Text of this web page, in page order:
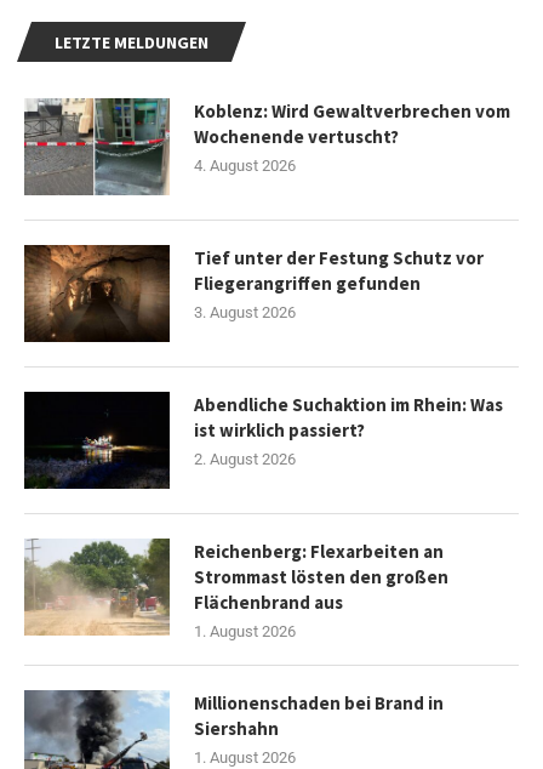
LETZTE MELDUNGEN
Koblenz: Wird Gewaltverbrechen vom
Wochenende vertuscht?
4. August 2026
Tief unter der Festung Schutz vor
Fliegerangriffen gefunden
3. August 2026
Abendliche Suchaktion im Rhein: Was
ist wirklich passiert?
2. August 2026
Reichenberg: Flexarbeiten an
Strommast lösten den großen
Flächenbrand aus
1. August 2026
Millionenschaden bei Brand in
Siershahn
1. August 2026